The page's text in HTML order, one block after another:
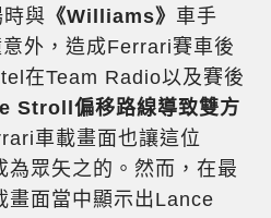
與 《Williams》 車手
外，造成Ferrari賽車後
在Team Radio以及賽後
Stroll偏移路線導致雙方
車載畫面也讓這位
眾矢之的。然而，在最
面當中顯示出Lance